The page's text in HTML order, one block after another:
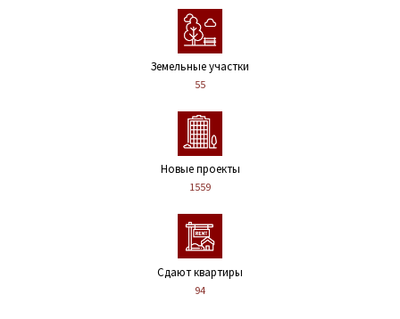
Земельные участки
55
Новые проекты
1559
Сдают квартиры
94